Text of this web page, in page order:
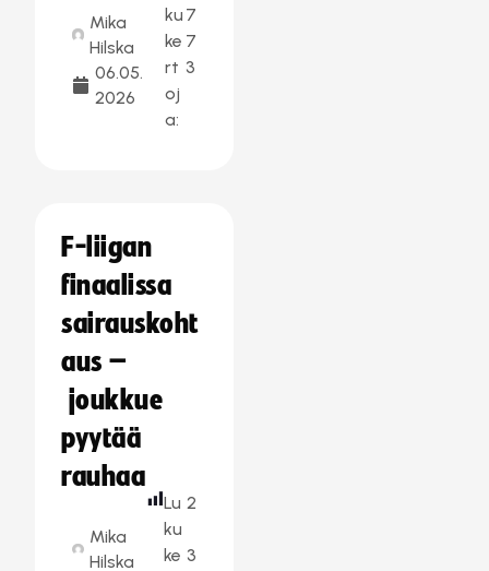
Mika
Hilska
06.05.
2026
ku
ke
rt
oj
a:
7
7
3
F-liigan
finaalissa
sairauskoht
aus –
joukkue
pyytää
rauhaa
Mika
Hilska
Lu
ku
ke
2
3